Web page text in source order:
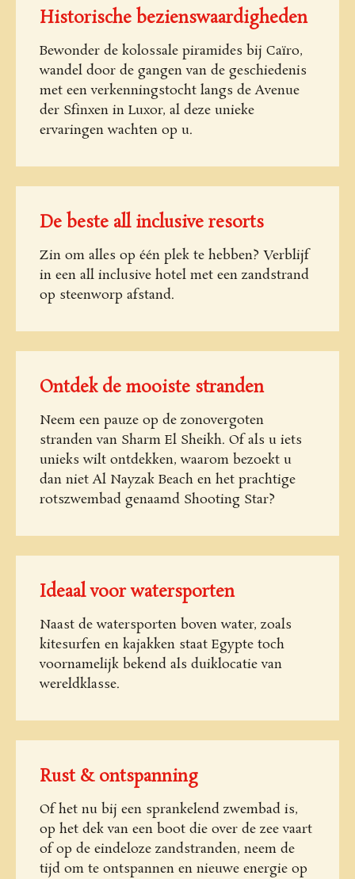
Historische bezienswaardigheden
Bewonder de kolossale piramides bij Caïro,
wandel door de gangen van de geschiedenis
met een verkenningstocht langs de Avenue
der Sfinxen in Luxor, al deze unieke
ervaringen wachten op u.
De beste all inclusive resorts
Zin om alles op één plek te hebben? Verblijf
in een all inclusive hotel met een zandstrand
op steenworp afstand.
Ontdek de mooiste stranden
Neem een pauze op de zonovergoten
stranden van Sharm El Sheikh. Of als u iets
unieks wilt ontdekken, waarom bezoekt u
dan niet Al Nayzak Beach en het prachtige
rotszwembad genaamd Shooting Star?
Ideaal voor watersporten
Naast de watersporten boven water, zoals
kitesurfen en kajakken staat Egypte toch
voornamelijk bekend als duiklocatie van
wereldklasse.
Rust & ontspanning
Of het nu bij een sprankelend zwembad is,
op het dek van een boot die over de zee vaart
of op de eindeloze zandstranden, neem de
tijd om te ontspannen en nieuwe energie op